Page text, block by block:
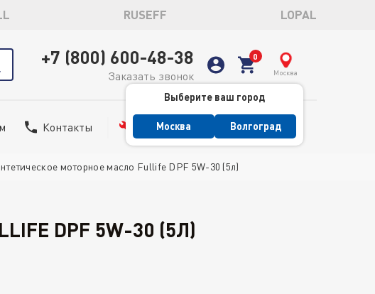
RUSEFF LOPAL
+7 (800) 600-48-38
Заказать звонок Москва
Выберите ваш город
Москва Волгоград
Контакты Сервис
моторное масло Fullife DPF 5W-30 (5л)
DPF 5W-30 (5Л)